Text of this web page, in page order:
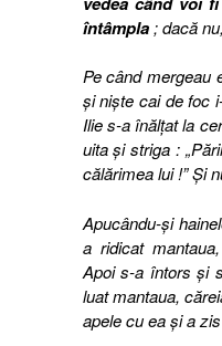
întâmpla; dacă
Pe când mergeau
şi nişte cai de foc
Ilie s-a înălţat la
uita şi striga :
călărimea lui !” Şi
Apucându-şi
a ridicat
Apoi s-a întors şi
luat mantaua,
apele cu ea şi a